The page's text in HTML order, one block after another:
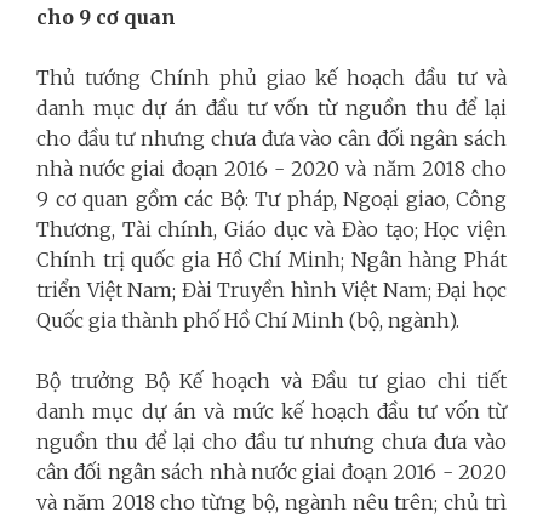
cho 9 cơ quan
Thủ tướng Chính phủ giao kế hoạch đầu tư và
danh mục dự án đầu tư vốn từ nguồn thu để lại
cho đầu tư nhưng chưa đưa vào cân đối ngân sách
nhà nước giai đoạn 2016 - 2020 và năm 2018 cho
9 cơ quan gồm các Bộ: Tư pháp, Ngoại giao, Công
Thương, Tài chính, Giáo dục và Đào tạo; Học viện
Chính trị quốc gia Hồ Chí Minh; Ngân hàng Phát
triển Việt Nam; Đài Truyền hình Việt Nam; Đại học
Quốc gia thành phố Hồ Chí Minh (bộ, ngành).
Bộ trưởng Bộ Kế hoạch và Đầu tư giao chi tiết
danh mục dự án và mức kế hoạch đầu tư vốn từ
nguồn thu để lại cho đầu tư nhưng chưa đưa vào
cân đối ngân sách nhà nước giai đoạn 2016 - 2020
và năm 2018 cho từng bộ, ngành nêu trên; chủ trì